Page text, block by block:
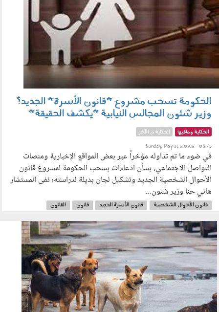
الحكومة تسحب مشروع "قانون الأسرة" الجديد؟
وزير شئون المجالس النيابية "يكشف الحقيقة"
الحكاية ومافيها الحكاية م الآخر
Sunday, May 31, 2026 - 08:43
في ضوء ما تم تداوله مؤخراً عبر بعض المواقع الإخبارية ومنصات
التواصل الاجتماعي، بشأن ادعاءات بسحب الحكومة لمشروع قانون
الأحوال الشخصية الجديد وتشكيل لجان بديلة لدراسته؛ نفى المستشار
هاني حنا وزير شئون...
قانون الأحوال الشخصية قانون الأسرة الجديد قانون
القانون
190502.jpg